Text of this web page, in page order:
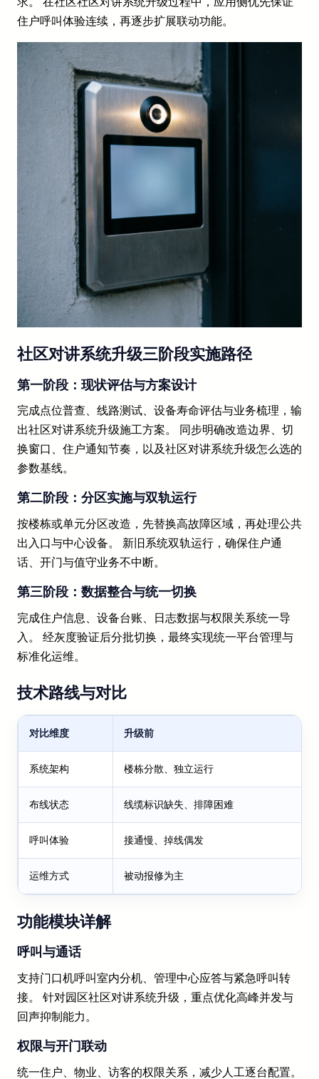
住户呼叫体验连续，再逐步扩展联动功能。
社区对讲系统升级三阶段实施路径
第一阶段：现状评估与方案设计
完成点位普查、线路测试、设备寿命评估与业务梳理，输
出社区对讲系统升级施工方案。 同步明确改造边界、切
换窗口、住户通知节奏，以及社区对讲系统升级怎么选的
参数基线。
第二阶段：分区实施与双轨运行
按楼栋或单元分区改造，先替换高故障区域，再处理公共
出入口与中心设备。 新旧系统双轨运行，确保住户通
话、开门与值守业务不中断。
第三阶段：数据整合与统一切换
完成住户信息、设备台账、日志数据与权限关系统一导
入。 经灰度验证后分批切换，最终实现统一平台管理与
标准化运维。
技术路线与对比
对比维度 升级前
系统架构 楼栋分散、独立运行
布线状态 线缆标识缺失、排障困难
呼叫体验 接通慢、掉线偶发
运维方式 被动报修为主
功能模块详解
呼叫与通话
支持门口机呼叫室内分机、管理中心应答与紧急呼叫转
接。 针对园区社区对讲系统升级，重点优化高峰并发与
回声抑制能力。
权限与开门联动
统一住户、物业、访客的权限关系，减少人工逐台配置。